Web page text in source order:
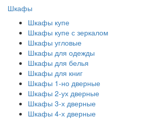
Шкафы
Шкафы купе
Шкафы купе с зеркалом
Шкафы угловые
Шкафы для одежды
Шкафы для белья
Шкафы для книг
Шкафы 1-но дверные
Шкафы 2-ух дверные
Шкафы 3-х дверные
Шкафы 4-х дверные